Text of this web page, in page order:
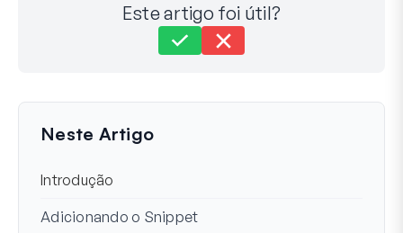
Este artigo foi útil?
Última Atualização em 15 de ago. de 2024
Neste Artigo
Introdução
Adicionando o Snippet